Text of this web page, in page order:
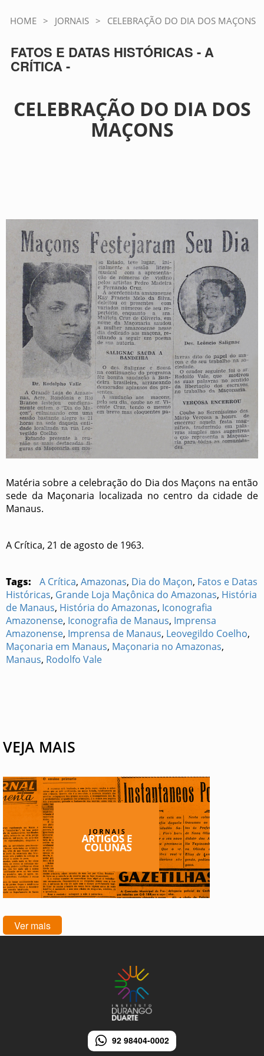
HOME > JORNAIS > CELEBRAÇÃO DO DIA DOS MAÇONS
FATOS E DATAS HISTÓRICAS - A
CRÍTICA -
CELEBRAÇÃO DO DIA DOS
MAÇONS
Matéria sobre a celebração do Dia dos Maçons na então
sede da Maçonaria localizada no centro da cidade de
Manaus.
A Crítica, 21 de agosto de 1963.
Tags: A Crítica, Amazonas, Dia do Maçon, Fatos e Datas
Históricas, Grande Loja Maçônica do Amazonas, História
de Manaus, História do Amazonas, Iconografia
Amazonense, Iconografia de Manaus, Imprensa
Amazonense, Imprensa de Manaus, Leovegildo Coelho,
Maçonaria em Manaus, Maçonaria no Amazonas,
Manaus, Rodolfo Vale
VEJA MAIS
Ver mais
92 98404-0002